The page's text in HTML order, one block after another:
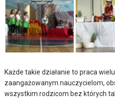
Każde takie działanie to praca
zaangażowanym nauczycielom,
wszystkim rodzicom bez których